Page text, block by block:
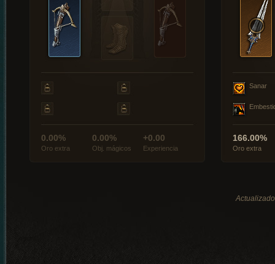
0.00%
Oro extra
0.00%
Obj. mágicos
+0.00
Experiencia
Sanar
166.00%
Oro extra